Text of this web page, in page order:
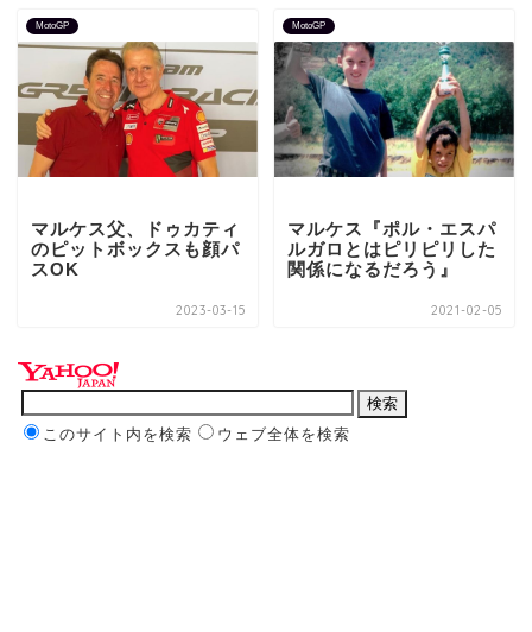
MotoGP
マルケス父、ドゥカティ
のピットボックスも顔パ
スOK
2023-03-15
MotoGP
マルケス『ポル・エスパ
ルガロとはピリピリした
関係になるだろう』
2021-02-05
このサイト内を検索 ウェブ全体を検索